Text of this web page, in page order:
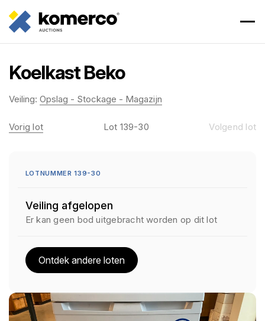
Koelkast Beko
Veiling: Opslag - Stockage - Magazijn
Vorig lot Lot 139-30 Volgend lot
LOTNUMMER 139-30
Veiling afgelopen
Er kan geen bod uitgebracht worden op dit lot
Ontdek andere loten